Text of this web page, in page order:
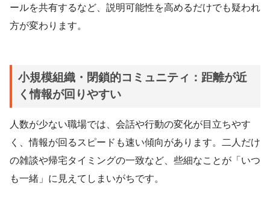
ールを共有するなど、説明可能性を高めるだけでも疑われ
方が変わります。
小規模組織・閉鎖的コミュニティ：距離が近
く情報が回りやすい
人数が少ない職場では、会話や行動の変化が目立ちやす
く、情報が回るスピードも速い傾向があります。二人だけ
の雑談や帰宅タイミングの一致など、些細なことが「いつ
も一緒」に見えてしまいがちです。